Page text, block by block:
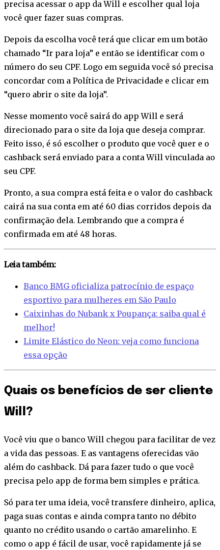
precisa acessar o app da Will e escolher qual loja
você quer fazer suas compras.
Depois da escolha você terá que clicar em um botão
chamado “Ir para loja” e então se identificar com o
número do seu CPF. Logo em seguida você só precisa
concordar com a Política de Privacidade e clicar em
“quero abrir o site da loja”.
Nesse momento você sairá do app Will e será
direcionado para o site da loja que deseja comprar.
Feito isso, é só escolher o produto que você quer e o
cashback será enviado para a conta Will vinculada ao
seu CPF.
Pronto, a sua compra está feita e o valor do cashback
cairá na sua conta em até 60 dias corridos depois da
confirmação dela. Lembrando que a compra é
confirmada em até 48 horas.
Leia também:
Banco BMG oficializa patrocínio de espaço
esportivo para mulheres em São Paulo
Caixinhas do Nubank x Poupança: saiba qual é
melhor!
Limite Elástico do Neon: veja como funciona
essa opção
Quais os benefícios de ser cliente
Will?
Você viu que o banco Will chegou para facilitar de vez
a vida das pessoas. E as vantagens oferecidas vão
além do cashback. Dá para fazer tudo o que você
precisa pelo app de forma bem simples e prática.
Só para ter uma ideia, você transfere dinheiro, aplica,
paga suas contas e ainda compra tanto no débito
quanto no crédito usando o cartão amarelinho. E
como o app é fácil de usar, você rapidamente já se